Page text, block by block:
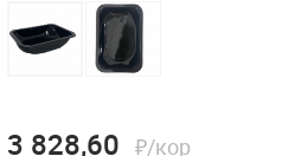
3 828,60 ₽/кор